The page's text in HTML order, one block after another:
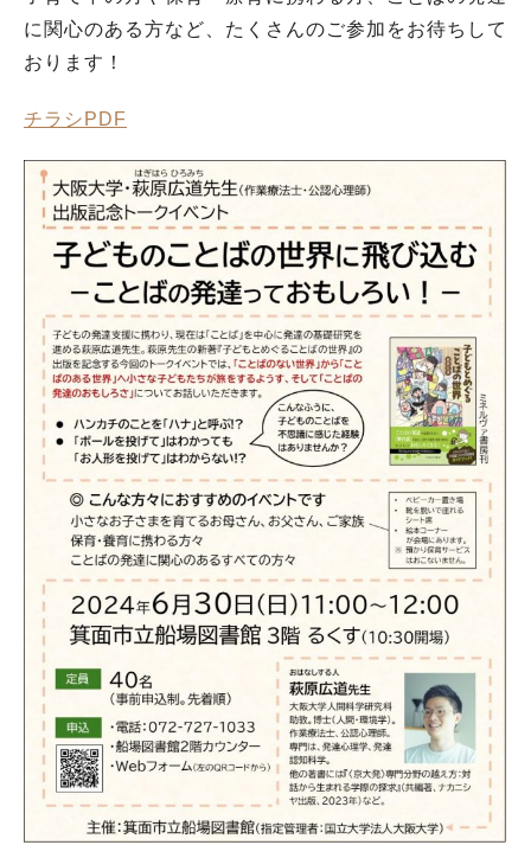
に関心のある方など、たくさんのご参加をお待ちして
おります！
チラシPDF